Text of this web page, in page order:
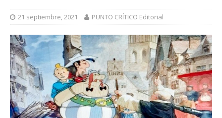
21 septiembre, 2021 PUNTO CRÍTICO Editorial